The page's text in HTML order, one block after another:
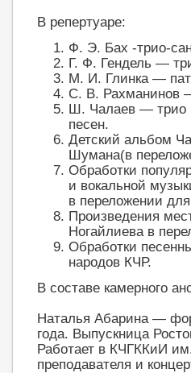
В репертуаре:
Ф. Э. Бах -трио-
Г. Ф. Гендель —
М. И. Глинка —
С. В. Рахманинов
Ш. Чалаев — трио
песен.
Детский альбом
Шумана(в
Обработки
и вокальной
в переложении
Произведения
Ногайлиева в
Обработки
народов КЧР.
В составе камерного
Наталья Абарина —
года. Выпускница
Работает в КЧГККиИ
преподавателя и